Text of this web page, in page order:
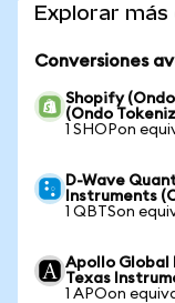
Explorar
Conversiones
Shopify
(Ondo
1 SHOPon
D-Wave
Instruments
1 QBTSon
Apollo Global
Texas
1 APOon